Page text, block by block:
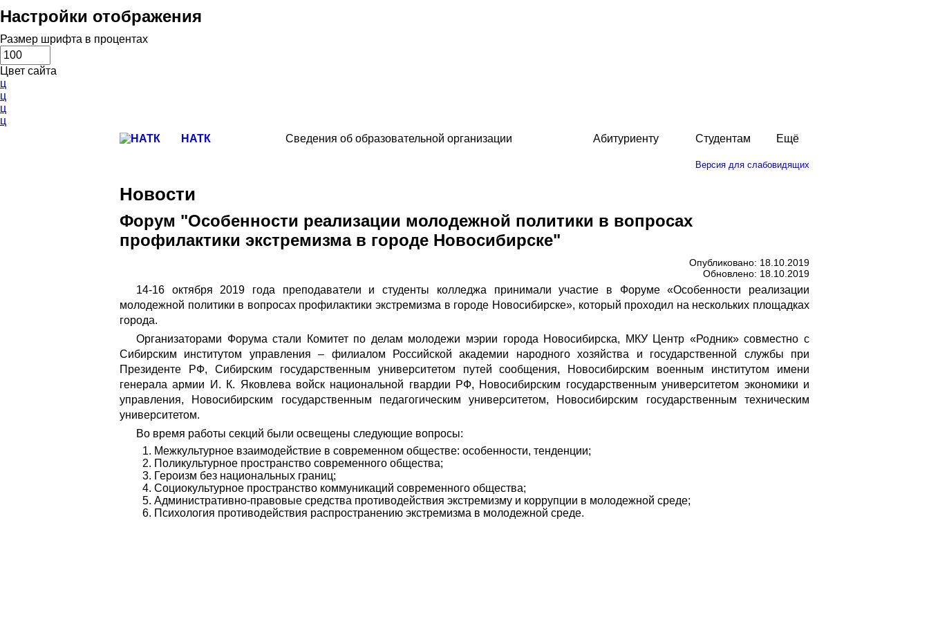
Настройки отображения
Размер шрифта в процентах
Цвет сайта
ц
ц
ц
ц
НАТК
Сведения об образовательной организации Абитуриенту Студентам Ещё
Версия для слабовидящих
Новости
Форум "Особенности реализации молодежной политики в вопросах
профилактики экстремизма в городе Новосибирске"
Опубликовано: 18.10.2019
Обновлено: 18.10.2019
14-16 октября 2019 года преподаватели и студенты колледжа принимали участие в Форуме «Особенности реализации
молодежной политики в вопросах профилактики экстремизма в городе Новосибирске», который проходил на нескольких площадках
города.
Организаторами Форума стали Комитет по делам молодежи мэрии города Новосибирска, МКУ Центр «Родник» совместно с
Сибирским институтом управления – филиалом Российской академии народного хозяйства и государственной службы при
Президенте РФ, Сибирским государственным университетом путей сообщения, Новосибирским военным институтом имени
генерала армии И. К. Яковлева войск национальной гвардии РФ, Новосибирским государственным университетом экономики и
управления, Новосибирским государственным педагогическим университетом, Новосибирским государственным техническим
университетом.
Во время работы секций были освещены следующие вопросы:
Межкультурное взаимодействие в современном обществе: особенности, тенденции;
Поликультурное пространство современного общества;
Героизм без национальных границ;
Социокультурное пространство коммуникаций современного общества;
Административно-правовые средства противодействия экстремизму и коррупции в молодежной среде;
Психология противодействия распространению экстремизма в молодежной среде.